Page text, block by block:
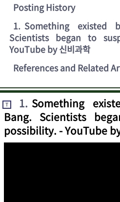
Posting History
1. Something existed
Scientists began to
YouTube by 신비과학
References and Related
T 1. Something
Bang. Scientists
possibility. - YouTube